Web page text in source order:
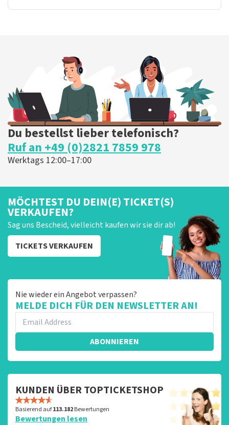
Du bestellst lieber telefonisch?
Ruf an +49 (0)2821 7859 978
Werktags 12:00–17:00
MÖCHTEST DU DEIN(E) TICKET(S)
VERKAUFEN?
Sag uns Bescheid, vielleicht kaufen wir sie dir ab!
TICKETS VERKAUFEN
Nie wieder ein Angebot verpassen?
MELDE DICH FÜR DEN NEWSLETTER AN!
ABONNIEREN
KUNDEN ÜBER TOPTICKETSHOP
Basierend auf113.182Bewertungen
Bewertungen lesen